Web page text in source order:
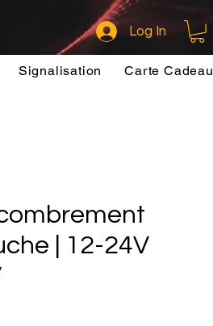
Log In
Signalisation Carte Cadeau
| 12-24V